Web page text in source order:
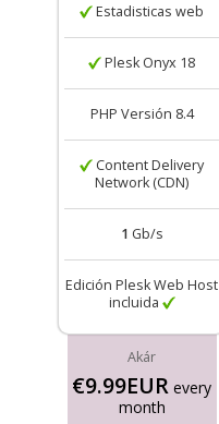
Estadisticas web
Plesk Onyx 18
PHP Versión 8.4
Content Delivery
Network (CDN)
1 Gb/s
Edición Plesk Web Host
incluida
Akár
€9.99EUR every
month